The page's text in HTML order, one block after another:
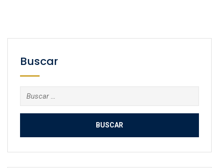
Buscar
Buscar: